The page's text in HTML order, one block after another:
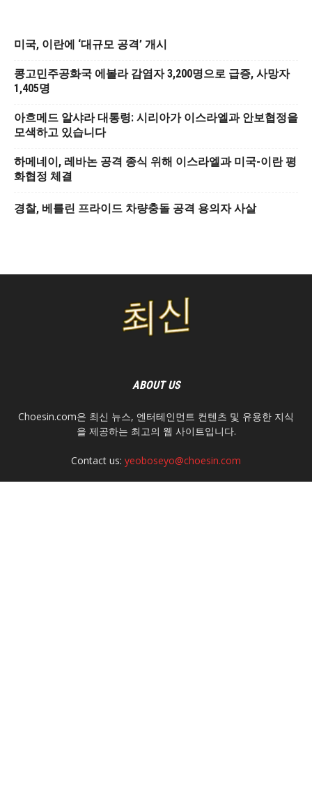
미국, 이란에 ‘대규모 공격’ 개시
콩고민주공화국 에볼라 감염자 3,200명으로 급증, 사망자
1,405명
아흐메드 알샤라 대통령: 시리아가 이스라엘과 안보협정을
모색하고 있습니다
하메네이, 레바논 공격 종식 위해 이스라엘과 미국-이란 평
화협정 체결
경찰, 베를린 프라이드 차량충돌 공격 용의자 사살
ABOUT US
Choesin.com은 최신 뉴스, 엔터테인먼트 컨텐츠 및 유용한 지식
을 제공하는 최고의 웹 사이트입니다.
Contact us: yeoboseyo@choesin.com